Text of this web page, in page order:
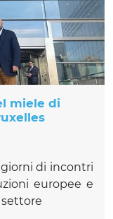
miele di
di incontri
europee e